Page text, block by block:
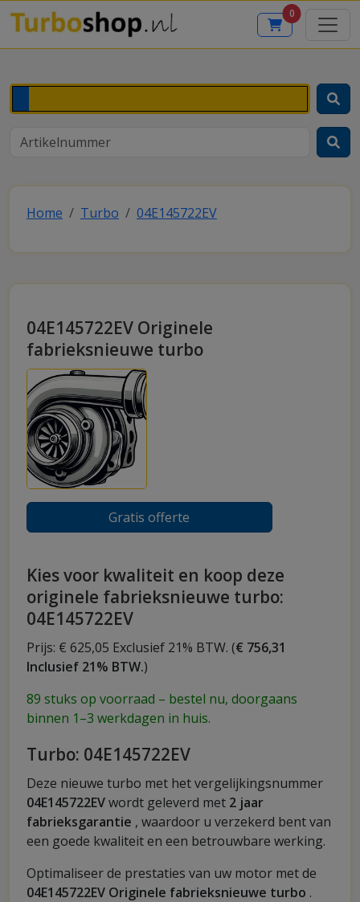
0
Home Turbo 04E145722EV
04E145722EV Originele
fabrieksnieuwe turbo
Gratis offerte
Kies voor kwaliteit en koop deze
originele fabrieksnieuwe turbo:
04E145722EV
Prijs: € 625,05 Exclusief 21% BTW. (€ 756,31
Inclusief 21% BTW.)
89 stuks op voorraad – bestel nu, doorgaans
binnen 1–3 werkdagen in huis.
Turbo: 04E145722EV
Deze nieuwe turbo met het vergelijkingsnummer
04E145722EVwordt geleverd met 2 jaar
fabrieksgarantie , waardoor u verzekerd bent van
een goede kwaliteit en een betrouwbare werking.
Optimaliseer de prestaties van uw motor met de
04E145722EV Originele fabrieksnieuwe turbo .